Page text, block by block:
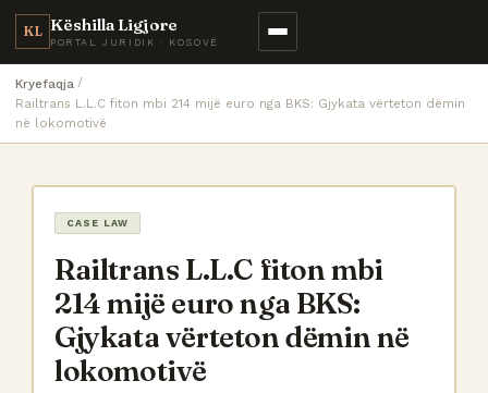
KL Këshilla Ligjore
PORTAL JURIDIK · KOSOVË
Kryefaqja
Railtrans L.L.C fiton mbi 214 mijë euro nga BKS: Gjykata vërteton dëmin
në lokomotivë
CASE LAW
Railtrans L.L.C fiton mbi
214 mijë euro nga BKS:
Gjykata vërteton dëmin në
lokomotivë